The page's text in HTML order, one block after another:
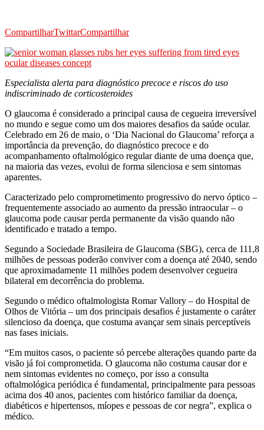
CompartilharTwittarCompartilhar
Especialista alerta para diagnóstico precoce e riscos do uso
indiscriminado de corticosteroides
O glaucoma é considerado a principal causa de cegueira irreversível
no mundo e segue como um dos maiores desafios da saúde ocular.
Celebrado em 26 de maio, o ‘Dia Nacional do Glaucoma’ reforça a
importância da prevenção, do diagnóstico precoce e do
acompanhamento oftalmológico regular diante de uma doença que,
na maioria das vezes, evolui de forma silenciosa e sem sintomas
aparentes.
Caracterizado pelo comprometimento progressivo do nervo óptico –
frequentemente associado ao aumento da pressão intraocular – o
glaucoma pode causar perda permanente da visão quando não
identificado e tratado a tempo.
Segundo a Sociedade Brasileira de Glaucoma (SBG), cerca de 111,8
milhões de pessoas poderão conviver com a doença até 2040, sendo
que aproximadamente 11 milhões podem desenvolver cegueira
bilateral em decorrência do problema.
Segundo o médico oftalmologista Romar Vallory – do Hospital de
Olhos de Vitória – um dos principais desafios é justamente o caráter
silencioso da doença, que costuma avançar sem sinais perceptíveis
nas fases iniciais.
“Em muitos casos, o paciente só percebe alterações quando parte da
visão já foi comprometida. O glaucoma não costuma causar dor e
nem sintomas evidentes no começo, por isso a consulta
oftalmológica periódica é fundamental, principalmente para pessoas
acima dos 40 anos, pacientes com histórico familiar da doença,
diabéticos e hipertensos, míopes e pessoas de cor negra”, explica o
médico.